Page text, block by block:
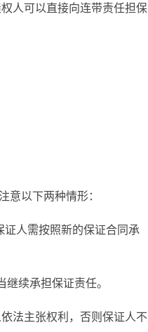
人可以直接向连带责任担保
意以下两种情形：
人需按照新的保证合同承
续承担保证责任。
法主张权利，否则保证人不